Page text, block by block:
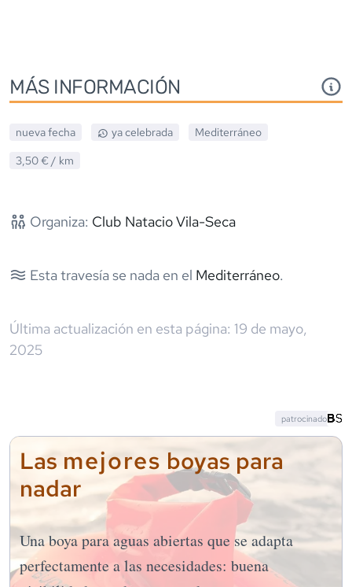
MÁS INFORMACIÓN
nueva fecha ya celebrada
Mediterráneo
3,50 € / km
Organiza: Club Natacio Vila-Seca
Esta travesía se nada en el Mediterráneo.
Última actualización en esta página: 19 de mayo,
2025
Las mejores boyas para
nadar
Una boya para aguas abiertas que se adapta
perfectamente a las necesidades: buena
patrocinado